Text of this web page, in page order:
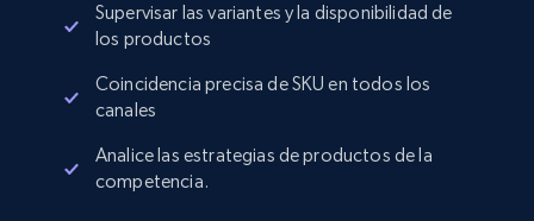
Supervisar las variantes y la disponibilidad de
los productos
Coincidencia precisa de SKU en todos los
canales
Analice las estrategias de productos de la
competencia.